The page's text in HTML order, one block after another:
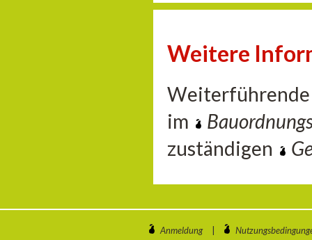
Weitere
Weiterführende
im
zuständigen
Anmeldung